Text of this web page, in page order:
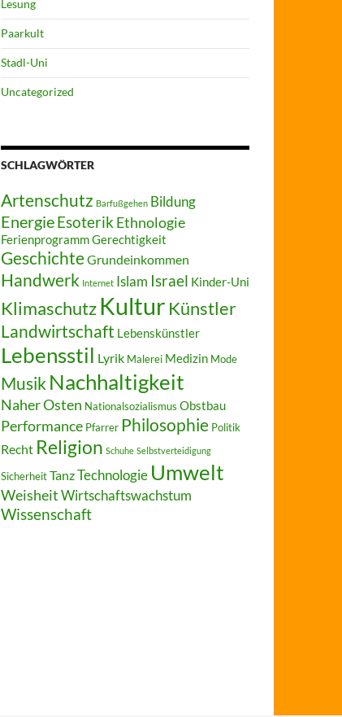
Lesung
Paarkult
Stadl-Uni
Uncategorized
SCHLAGWÖRTER
Artenschutz Barfußgehen Bildung
EnergieEsoterik Ethnologie
FerienprogrammGerechtigkeit
GeschichteGrundeinkommen
Handwerk Internet Islam Israel Kinder-Uni
KlimaschutzKultur Künstler
Landwirtschaft Lebenskünstler
Lebensstil Lyrik Malerei Medizin Mode
MusikNachhaltigkeit
Naher Osten Nationalsozialismus Obstbau
Performance Pfarrer Philosophie Politik
Recht Religion Schuhe Selbstverteidigung
SicherheitTanzTechnologie Umwelt
WeisheitWirtschaftswachstum
Wissenschaft